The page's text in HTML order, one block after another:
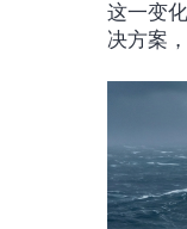
这一变
决方案